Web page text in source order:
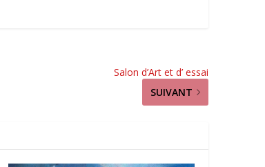
Salon d’Art et d’ essai
SUIVANT